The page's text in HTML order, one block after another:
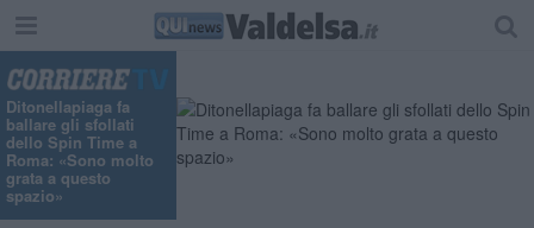
Ditonellapiaga fa
ballare gli sfollati
dello Spin Time a
Roma: «Sono molto
grata a questo
spazio»